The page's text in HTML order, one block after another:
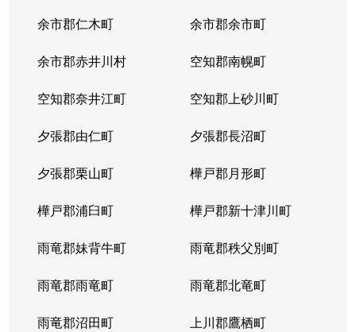
余市郡仁木町 余市郡余市町
余市郡赤井川村 空知郡南幌町
空知郡奈井江町 空知郡上砂川町
夕張郡由仁町 夕張郡長沼町
夕張郡栗山町 樺戸郡月形町
樺戸郡浦臼町 樺戸郡新十津川町
雨竜郡妹背牛町 雨竜郡秩父別町
雨竜郡雨竜町 雨竜郡北竜町
雨竜郡沼田町 上川郡鷹栖町